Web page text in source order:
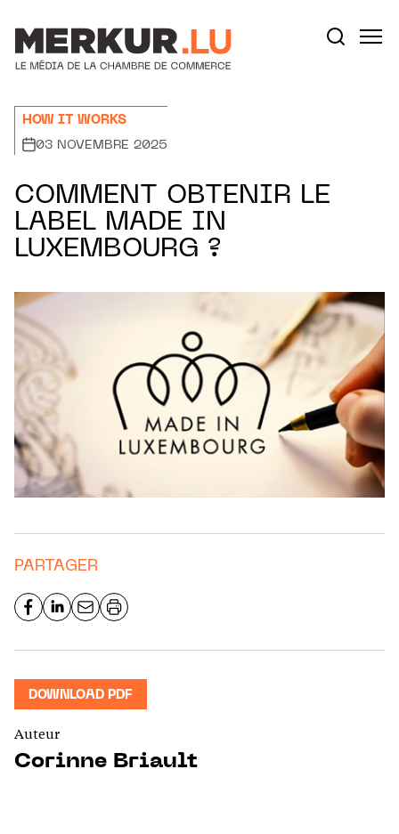
HOW IT WORKS
03 NOVEMBRE 2025
COMMENT OBTENIR LE
LABEL MADE IN
LUXEMBOURG ?
PARTAGER
DOWNLOAD PDF
Auteur
Corinne Briault